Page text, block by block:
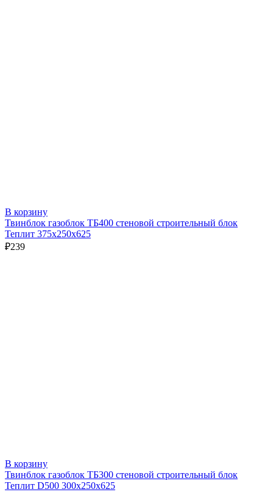
В корзину
Твинблок газоблок ТБ400 стеновой строительный блок
Теплит 375х250х625
₽239
В корзину
Твинблок газоблок ТБ300 стеновой строительный блок
Теплит D500 300х250х625